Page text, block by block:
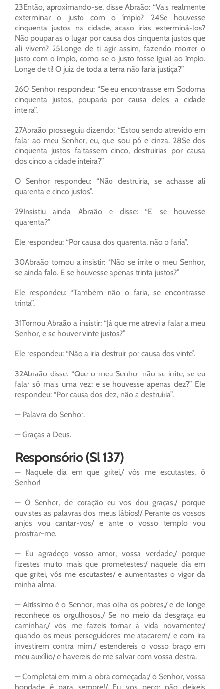
23Então, aproximando-se, disse Abraão: “Vais realmente
exterminar o justo com o ímpio? 24Se houvesse
cinquenta justos na cidade, acaso irias exterminá-los?
Não pouparias o lugar por causa dos cinquenta justos que
ali vivem? 25Longe de ti agir assim, fazendo morrer o
justo com o ímpio, como se o justo fosse igual ao ímpio.
Longe de ti! O juiz de toda a terra não faria justiça?”
26O Senhor respondeu: “Se eu encontrasse em Sodoma
cinquenta justos, pouparia por causa deles a cidade
inteira”.
27Abraão prosseguiu dizendo: “Estou sendo atrevido em
falar ao meu Senhor, eu, que sou pó e cinza. 28Se dos
cinquenta justos faltassem cinco, destruirias por causa
dos cinco a cidade inteira?”
O Senhor respondeu: “Não destruiria, se achasse ali
quarenta e cinco justos”.
29Insistiu ainda Abraão e disse: “E se houvesse
quarenta?”
Ele respondeu: “Por causa dos quarenta, não o faria”.
30Abraão tornou a insistir: “Não se irrite o meu Senhor,
se ainda falo. E se houvesse apenas trinta justos?”
Ele respondeu: “Também não o faria, se encontrasse
trinta”.
31Tornou Abraão a insistir: “Já que me atrevi a falar a meu
Senhor, e se houver vinte justos?”
Ele respondeu: “Não a iria destruir por causa dos vinte”.
32Abraão disse: “Que o meu Senhor não se irrite, se eu
falar só mais uma vez: e se houvesse apenas dez?” Ele
respondeu: “Por causa dos dez, não a destruiria”.
— Palavra do Senhor.
— Graças a Deus.
Responsório (Sl 137)
— Naquele dia em que gritei,/ vós me escutastes, ó
Senhor!
— Ó Senhor, de coração eu vos dou graças,/ porque
ouvistes as palavras dos meus lábios!/ Perante os vossos
anjos vou cantar-vos/ e ante o vosso templo vou
prostrar-me.
— Eu agradeço vosso amor, vossa verdade,/ porque
fizestes muito mais que prometestes;/ naquele dia em
que gritei, vós me escutastes/ e aumentastes o vigor da
minha alma.
— Altíssimo é o Senhor, mas olha os pobres,/ e de longe
reconhece os orgulhosos./ Se no meio da desgraça eu
caminhar,/ vós me fazeis tornar à vida novamente;/
quando os meus perseguidores me atacarem/ e com ira
investirem contra mim,/ estendereis o vosso braço em
meu auxílio/ e havereis de me salvar com vossa destra.
— Completai em mim a obra começada;/ ó Senhor, vossa
bondade é para sempre!/ Eu vos peço: não deixeis